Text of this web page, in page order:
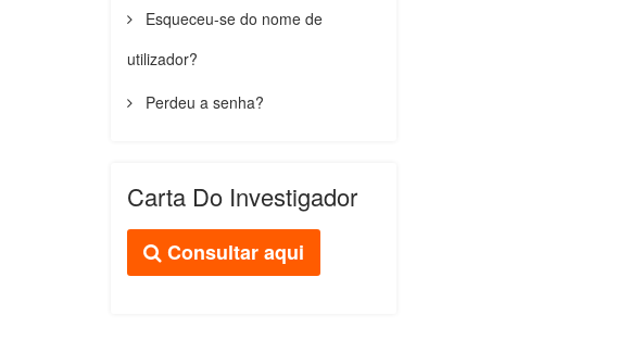
Esqueceu-se do nome de
utilizador?
Perdeu a senha?
Carta Do Investigador
Consultar aqui